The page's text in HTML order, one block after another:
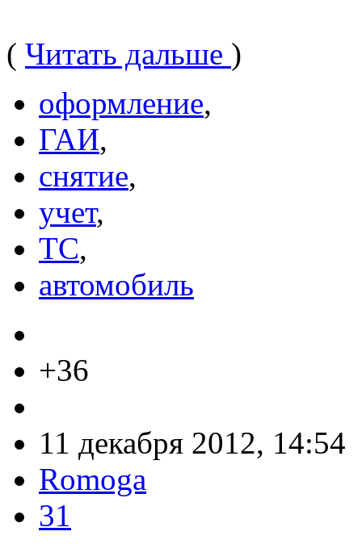
( Читать дальше )
оформление,
ГАИ,
снятие,
учет,
ТС,
автомобиль
+36
11 декабря 2012, 14:54
Romoga
31